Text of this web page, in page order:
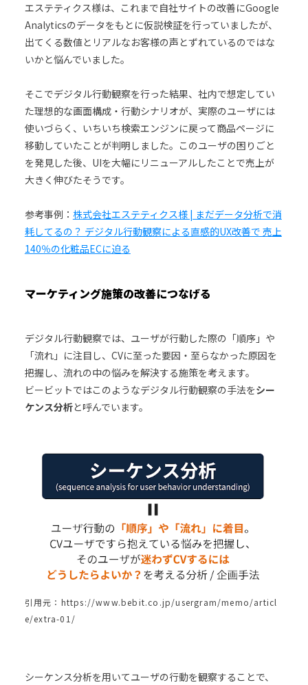
エステティクス様は、これまで自社サイトの改善にGoogle
Analyticsのデータをもとに仮説検証を行っていましたが、
出てくる数値とリアルなお客様の声とずれているのではな
いかと悩んでいました。
そこでデジタル行動観察を行った結果、社内で想定してい
た理想的な画面構成・行動シナリオが、実際のユーザには
使いづらく、いちいち検索エンジンに戻って商品ページに
移動していたことが判明しました。このユーザの困りごと
を発見した後、UIを大幅にリニューアルしたことで売上が
大きく伸びたそうです。
参考事例： 株式会社エステティクス様 | まだデータ分析で消
耗してるの？ デジタル行動観察による直感的UX改善で 売上
140％の化粧品ECに迫る
マーケティング施策の改善につなげる
デジタル行動観察では、ユーザが行動した際の「順序」や
「流れ」に注目し、CVに至った要因・至らなかった原因を
把握し、流れの中の悩みを解決する施策を考えます。
ビービットではこのようなデジタル行動観察の手法をシー
ケンス分析と呼んでいます。
引用元：https://www.bebit.co.jp/usergram/memo/articl
e/extra-01/
シーケンス分析を用いてユーザの行動を観察することで、